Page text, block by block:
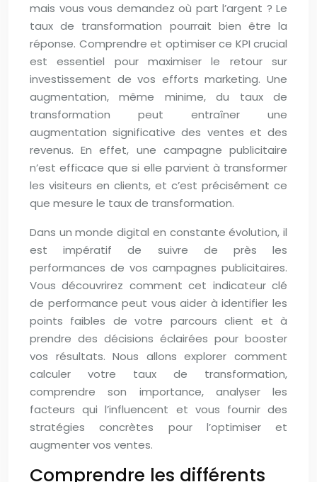
mais vous vous demandez où part l’argent ? Le
taux de transformation pourrait bien être la
réponse. Comprendre et optimiser ce KPI crucial
est essentiel pour maximiser le retour sur
investissement de vos efforts marketing. Une
augmentation, même minime, du taux de
transformation peut entraîner une
augmentation significative des ventes et des
revenus. En effet, une campagne publicitaire
n’est efficace que si elle parvient à transformer
les visiteurs en clients, et c’est précisément ce
que mesure le taux de transformation.
Dans un monde digital en constante évolution, il
est impératif de suivre de près les
performances de vos campagnes publicitaires.
Vous découvrirez comment cet indicateur clé
de performance peut vous aider à identifier les
points faibles de votre parcours client et à
prendre des décisions éclairées pour booster
vos résultats. Nous allons explorer comment
calculer votre taux de transformation,
comprendre son importance, analyser les
facteurs qui l’influencent et vous fournir des
stratégies concrètes pour l’optimiser et
augmenter vos ventes.
Comprendre les différents